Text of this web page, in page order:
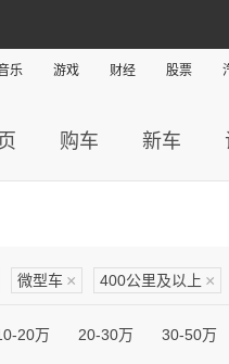
乐 游戏 财经 股票
购车 新车
微型车 × 400公里及以上 ×
20万 20-30万 30-50万